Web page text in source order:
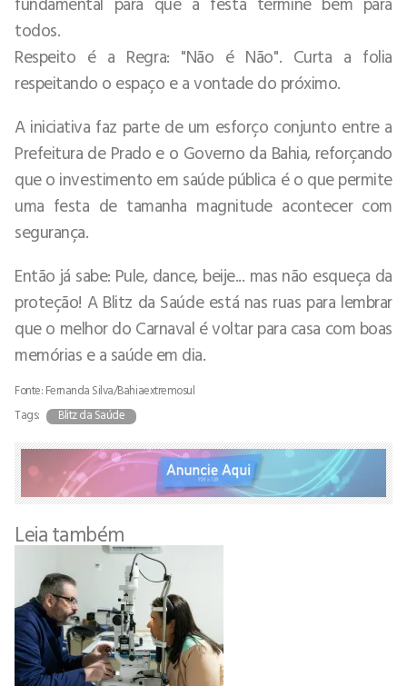
todos.
Respeito é a Regra: "Não é Não". Curta a folia
respeitando o espaço e a vontade do próximo.
A iniciativa faz parte de um esforço conjunto entre a
Prefeitura de Prado e o Governo da Bahia, reforçando
que o investimento em saúde pública é o que permite
uma festa de tamanha magnitude acontecer com
segurança.
Então já sabe: Pule, dance, beije... mas não esqueça da
proteção! A Blitz da Saúde está nas ruas para lembrar
que o melhor do Carnaval é voltar para casa com boas
memórias e a saúde em dia.
Fonte: Fernanda Silva/Bahiaextremosul
Tags:
Blitz da Saúde
Leia também